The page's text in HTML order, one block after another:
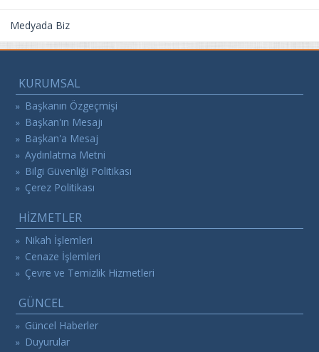
Medyada Biz
KURUMSAL
» Başkanın Özgeçmişi
» Başkan'ın Mesajı
» Başkan'a Mesaj
» Aydınlatma Metni
» Bilgi Güvenliği Politikası
» Çerez Politikası
HİZMETLER
» Nikah İşlemleri
» Cenaze İşlemleri
» Çevre ve Temizlik Hizmetleri
GÜNCEL
» Güncel Haberler
» Duyurular